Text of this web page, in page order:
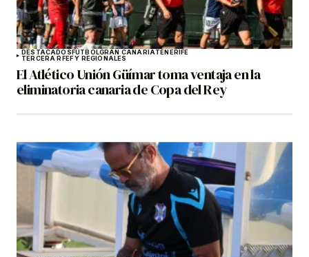
DESTACADOSFÚTBOLGRAN CANARIATENERIFE
TERCERA RFEF Y REGIONALES
El Atlético Unión Güímar toma ventaja en la
eliminatoria canaria de Copa del Rey